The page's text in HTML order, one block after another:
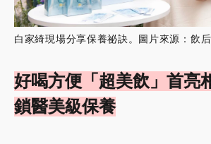
白家綺現場分享保養祕訣。圖片來源：飲后
好喝方便「超美飲」首亮
鎖醫美級保養